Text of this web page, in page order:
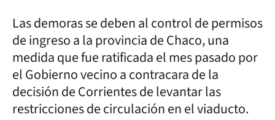
Las demoras se deben al control de permisos
de ingreso a la provincia de Chaco, una
medida que fue ratificada el mes pasado por
el Gobierno vecino a contracara de la
decisión de Corrientes de levantar las
restricciones de circulación en el viaducto.